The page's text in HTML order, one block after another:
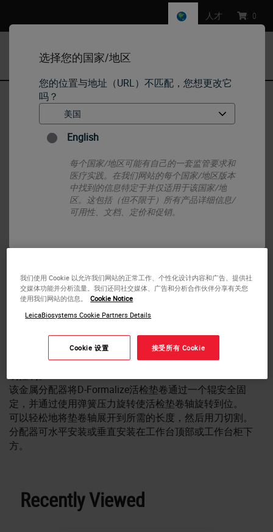
选择您的国家/地区
您的位置与地址（URL）不匹配，您想更改它
吗？
English
每个国家/地区可能有自己的一套监管要求和
医疗实践。在我们网站的每个国家/地区版本
中找到的信息特定于并仅适用于该国家/地
区。这包括（但不限于）所有产品详细信息/
可用性、文档、定价和促销。
人才 : 0
标本制备 • D-Formalize活检垫分配器
D-Formalize活检垫分配器
使用D-Formalize活检垫卷，使用这一分配器使切割长度容
该金属分配器将D-Formalize活检垫卷通过一个辊安全固
定，并通过使用弹簧压力旋转使活检垫卷轴旋转到位。
可以轻松地将垫卷轴展开到所需的长度，然后用刀切割。
分配器可水平安装或垂直安装在工作台顶部或工作台柜下
方。
Recently Viewed
我们使用 Cookie 以允许我们网站的正常工作、个性化设计内容和广告、提供社
交媒体功能并分析流量。我们还同社交媒体、广告和分析合作伙伴分享有关您
使用我们网站的信息。
Cookie Notice
LeicaBiosystems Cookie Partners Details
Cookie 设置 接受所有 Cookie